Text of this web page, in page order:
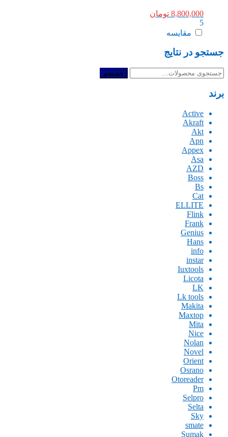
8,800,000 تومان
5
مقایسه
جستجو در نتایج
جستجو
جستجو
برند
Active
Akraft
Akt
Apn
Appex
Asa
AZD
Boss
Bs
Cat
ELLITE
Flink
Frank
Genius
Hans
info
instar
Iuxtools
Licota
LK
Lk tools
Makita
Maxtop
Mita
Nice
Nolan
Novel
Orient
Osrano
Otoreader
Pm
Selpro
Selta
Sky
smate
Sumak